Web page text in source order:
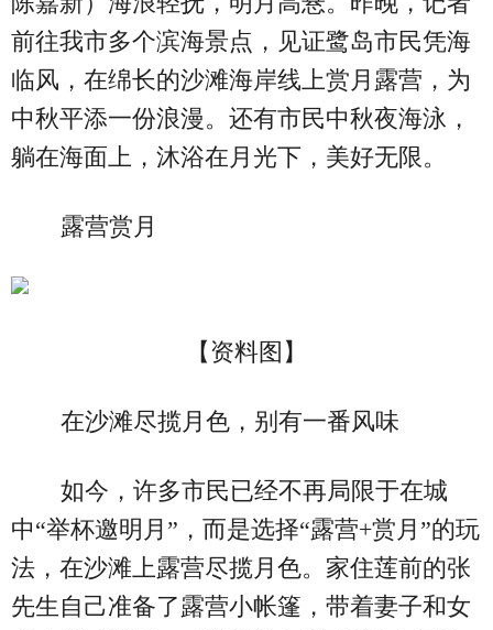
前往我市多个滨海景点，见证鹭岛市民凭海
临风，在绵长的沙滩海岸线上赏月露营，为
中秋平添一份浪漫。还有市民中秋夜海泳，
躺在海面上，沐浴在月光下，美好无限。
露营赏月
【资料图】
在沙滩尽揽月色，别有一番风味
如今，许多市民已经不再局限于在城
中“举杯邀明月”，而是选择“露营+赏月”的玩
法，在沙滩上露营尽揽月色。家住莲前的张
先生自己准备了露营小帐篷，带着妻子和女